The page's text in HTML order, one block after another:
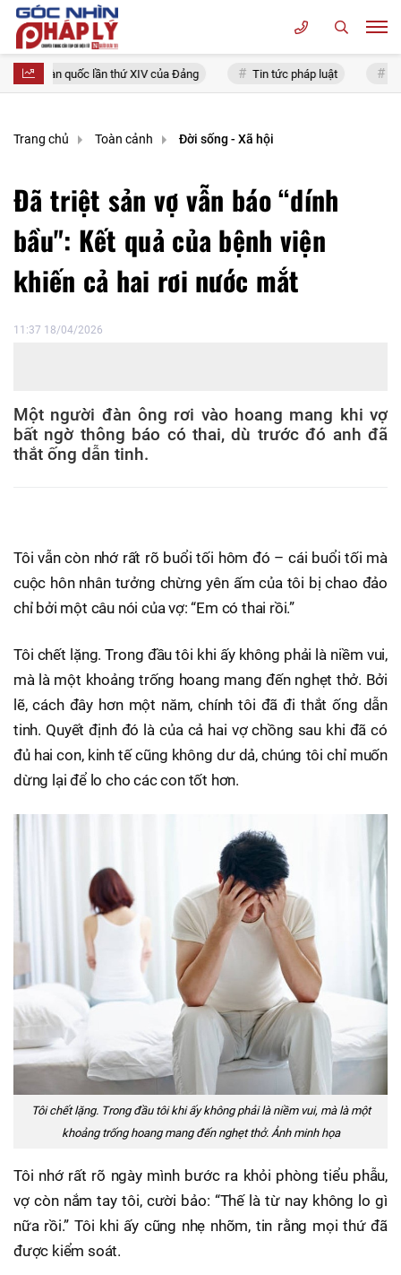
toàn quốc lần thứ XIV của Đảng Tin tức pháp luật Chính
Trang chủ Toàn cảnh Đời sống - Xã hội
Đã triệt sản vợ vẫn báo “dính
bầu": Kết quả của bệnh viện
khiến cả hai rơi nước mắt
11:37 18/04/2026
Một người đàn ông rơi vào hoang mang khi vợ
bất ngờ thông báo có thai, dù trước đó anh đã
thắt ống dẫn tinh.
Tôi vẫn còn nhớ rất rõ buổi tối hôm đó – cái buổi tối mà
cuộc hôn nhân tưởng chừng yên ấm của tôi bị chao đảo
chỉ bởi một câu nói của vợ: “Em có thai rồi.”
Tôi chết lặng. Trong đầu tôi khi ấy không phải là niềm vui,
mà là một khoảng trống hoang mang đến nghẹt thở. Bởi
lẽ, cách đây hơn một năm, chính tôi đã đi thắt ống dẫn
tinh. Quyết định đó là của cả hai vợ chồng sau khi đã có
đủ hai con, kinh tế cũng không dư dả, chúng tôi chỉ muốn
dừng lại để lo cho các con tốt hơn.
Tôi chết lặng. Trong đầu tôi khi ấy không phải là niềm vui, mà là một
khoảng trống hoang mang đến nghẹt thở. Ảnh minh họa
Tôi nhớ rất rõ ngày mình bước ra khỏi phòng tiểu phẫu,
vợ còn nắm tay tôi, cười bảo: “Thế là từ nay không lo gì
nữa rồi.” Tôi khi ấy cũng nhẹ nhõm, tin rằng mọi thứ đã
được kiểm soát.